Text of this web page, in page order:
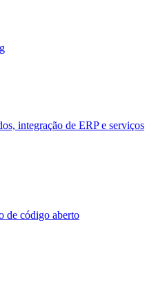
integração de ERP e serviços
de código aberto